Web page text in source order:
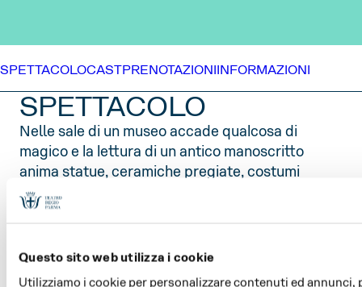
Questo sito web utilizza i cookie
Utilizziamo i cookie per personalizzare contenuti ed
SPETTACOLOCASTPRENOTAZIONIINFORMAZIONI
SPETTACOLO
Nelle sale di un museo accade qualcosa di
magico e la lettura di un antico manoscritto
anima statue, ceramiche pregiate, costumi
tradizionali e stampe d’epoca. I visitatori – tra i
quali ci sono anche il giovane Calaf, con il padre
mondo di Turandot, la principessa dal cuore di